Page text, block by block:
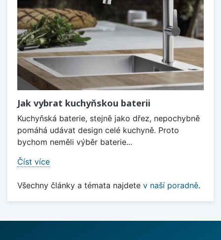
Jak vybrat kuchyňskou baterii
Kuchyňská baterie, stejně jako dřez, nepochybně
pomáhá udávat design celé kuchyně. Proto
bychom neměli výběr baterie...
Číst více
Všechny články a témata najdete v naší poradně.